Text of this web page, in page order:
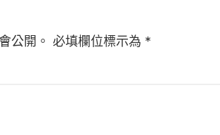
公開。 必填欄位標示為 *